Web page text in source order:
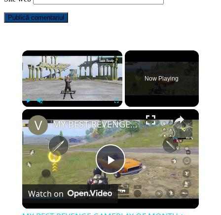
×
Now Playing
×
Play
Video
MY BEST REVENGE GAMEPLAY OF MONTH🔥PUBG Mobile
Watch on